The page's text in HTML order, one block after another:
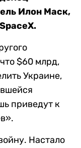
Илон Маск,
$60 млрд,
Украине,
приведут к
Настало